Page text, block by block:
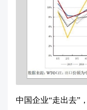
中国企业“走出去”